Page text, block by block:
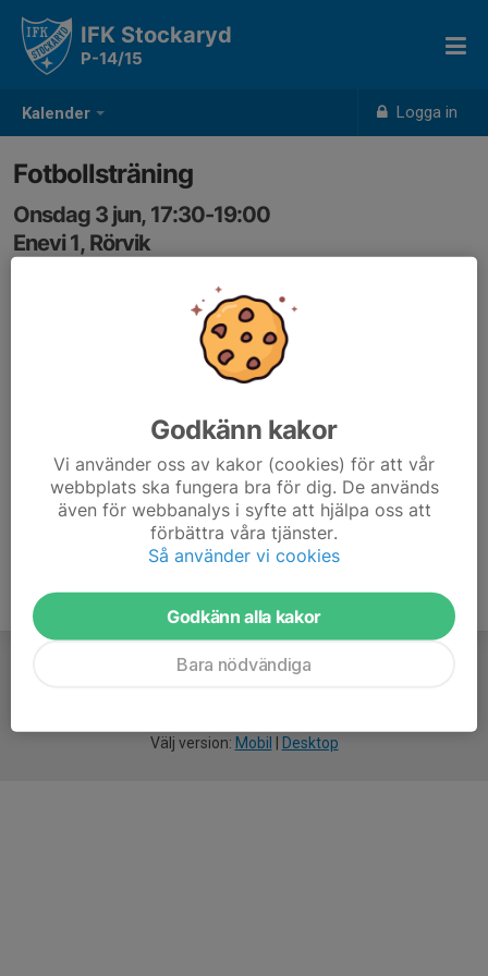
Kalender Logga in
IFK Stockaryd
P-14/15
Fotbollsträning
Onsdag 3 jun, 17:30-19:00
Enevi 1, Rörvik
Välj version: Mobil Desktop
Godkänn kakor
Vi använder oss av kakor (cookies) för att vår
webbplats ska fungera bra för dig. De används
även för webbanalys i syfte att hjälpa oss att
förbättra våra tjänster.
Så använder vi cookies
Godkänn alla kakor
Bara nödvändiga